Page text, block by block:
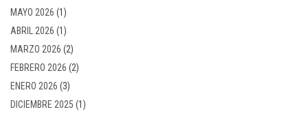
MAYO 2026 (1)
ABRIL 2026 (1)
MARZO 2026 (2)
FEBRERO 2026 (2)
ENERO 2026 (3)
DICIEMBRE 2025 (1)